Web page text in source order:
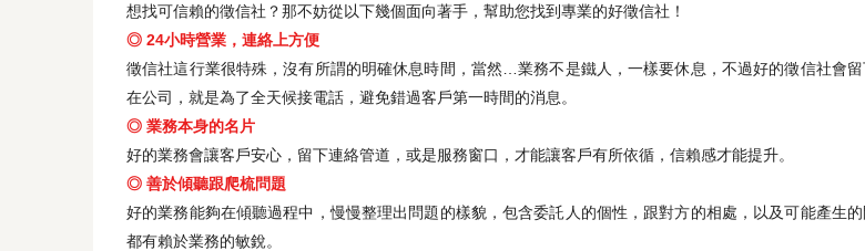
想找可信賴的徵信社？那不妨從以下幾個面向著手，幫助您找到專業的好徵信社！
◎ 24小時營業，連絡上方便
徵信社這行業很特殊，沒有所謂的明確休息時間，當然…業務不是鐵人，一樣要休息，不過好的徵信社會
在公司，就是為了全天候接電話，避免錯過客戶第一時間的消息。
◎ 業務本身的名片
好的業務會讓客戶安心，留下連絡管道，或是服務窗口，才能讓客戶有所依循，信賴感才能提升。
◎ 善於傾聽跟爬梳問題
好的業務能夠在傾聽過程中，慢慢整理出問題的樣貌，包含委託人的個性，跟對方的相處，以及可能產生
都有賴於業務的敏銳。